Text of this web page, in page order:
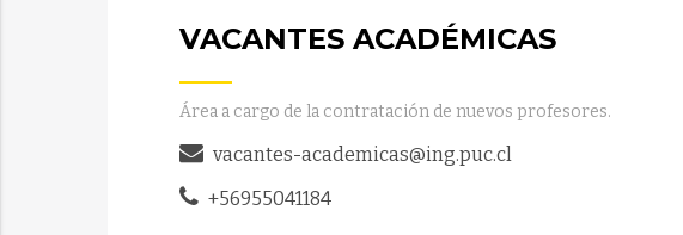
VACANTES ACADÉMICAS
Área a cargo de la contratación de nuevos profesores.
vacantes-academicas@ing.puc.cl
+56955041184